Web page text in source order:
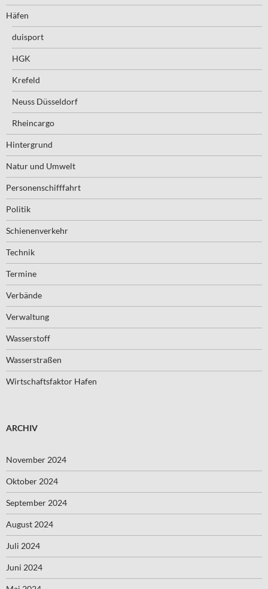
Häfen
duisport
HGK
Krefeld
Neuss Düsseldorf
Rheincargo
Hintergrund
Natur und Umwelt
Personenschifffahrt
Politik
Schienenverkehr
Technik
Termine
Verbände
Verwaltung
Wasserstoff
Wasserstraßen
Wirtschaftsfaktor Hafen
ARCHIV
November 2024
Oktober 2024
September 2024
August 2024
Juli 2024
Juni 2024